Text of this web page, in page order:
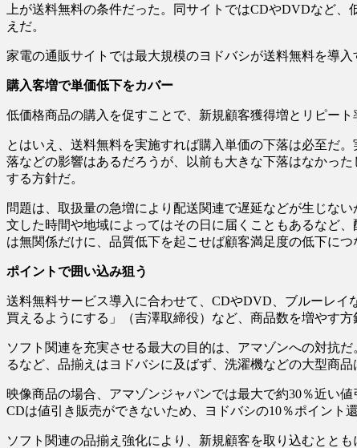
上が送料無料の条件だった。同サイトではCDやDVDなど
えだ。
家電の通販サイトでは最大規模のヨドバシが送料無料を導
購入客増で単価低下をカバー
低価格商品の購入を促すことで、新規顧客獲得増とリピー
とはいえ、送料無料を実施すれば購入単価の下落は必至だ
落などの影響はあるだろうが、以前も大きな下落はなかっ
する方針だ。
問題は、取扱量の急増により配送関連で遅延などが生じな
文した時間や地域によってはその日に届くこともあるなど
は無関係だけに、品質低下を起こせば顧客満足度の低下に
ポイントで囲い込み狙う
送料無料サービス導入に合わせて、CDやDVD、ブルーレ
買えるようにする」（吉澤取締役）など、商品数を増やす方
ソフト関連を充実させる最大の目的は、アマゾンへの対抗
るなど、品揃えはヨドバシに及ばず、洗濯機などの大型商
映像商品の場合、アマゾンジャパンでは最大で約30％近い
CDは値引き販売ができないため、ヨドバシの10％ポイント
ソフト関連の品揃え強化により、新規顧客を取り込むとと